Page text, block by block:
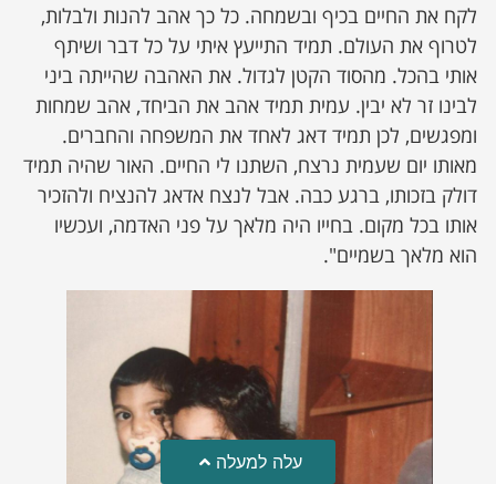
לקח את החיים בכיף ובשמחה. כל כך אהב להנות ולבלות,
לטרוף את העולם. תמיד התייעץ איתי על כל דבר ושיתף
אותי בהכל. מהסוד הקטן לגדול. את האהבה שהייתה ביני
לבינו זר לא יבין. עמית תמיד אהב את הביחד, אהב שמחות
ומפגשים, לכן תמיד דאג לאחד את המשפחה והחברים.
מאותו יום שעמית נרצח, השתנו לי החיים. האור שהיה תמיד
דולק בזכותו, ברגע כבה. אבל לנצח אדאג להנציח ולהזכיר
אותו בכל מקום. בחייו היה מלאך על פני האדמה, ועכשיו
הוא מלאך בשמיים".
עלה למעלה